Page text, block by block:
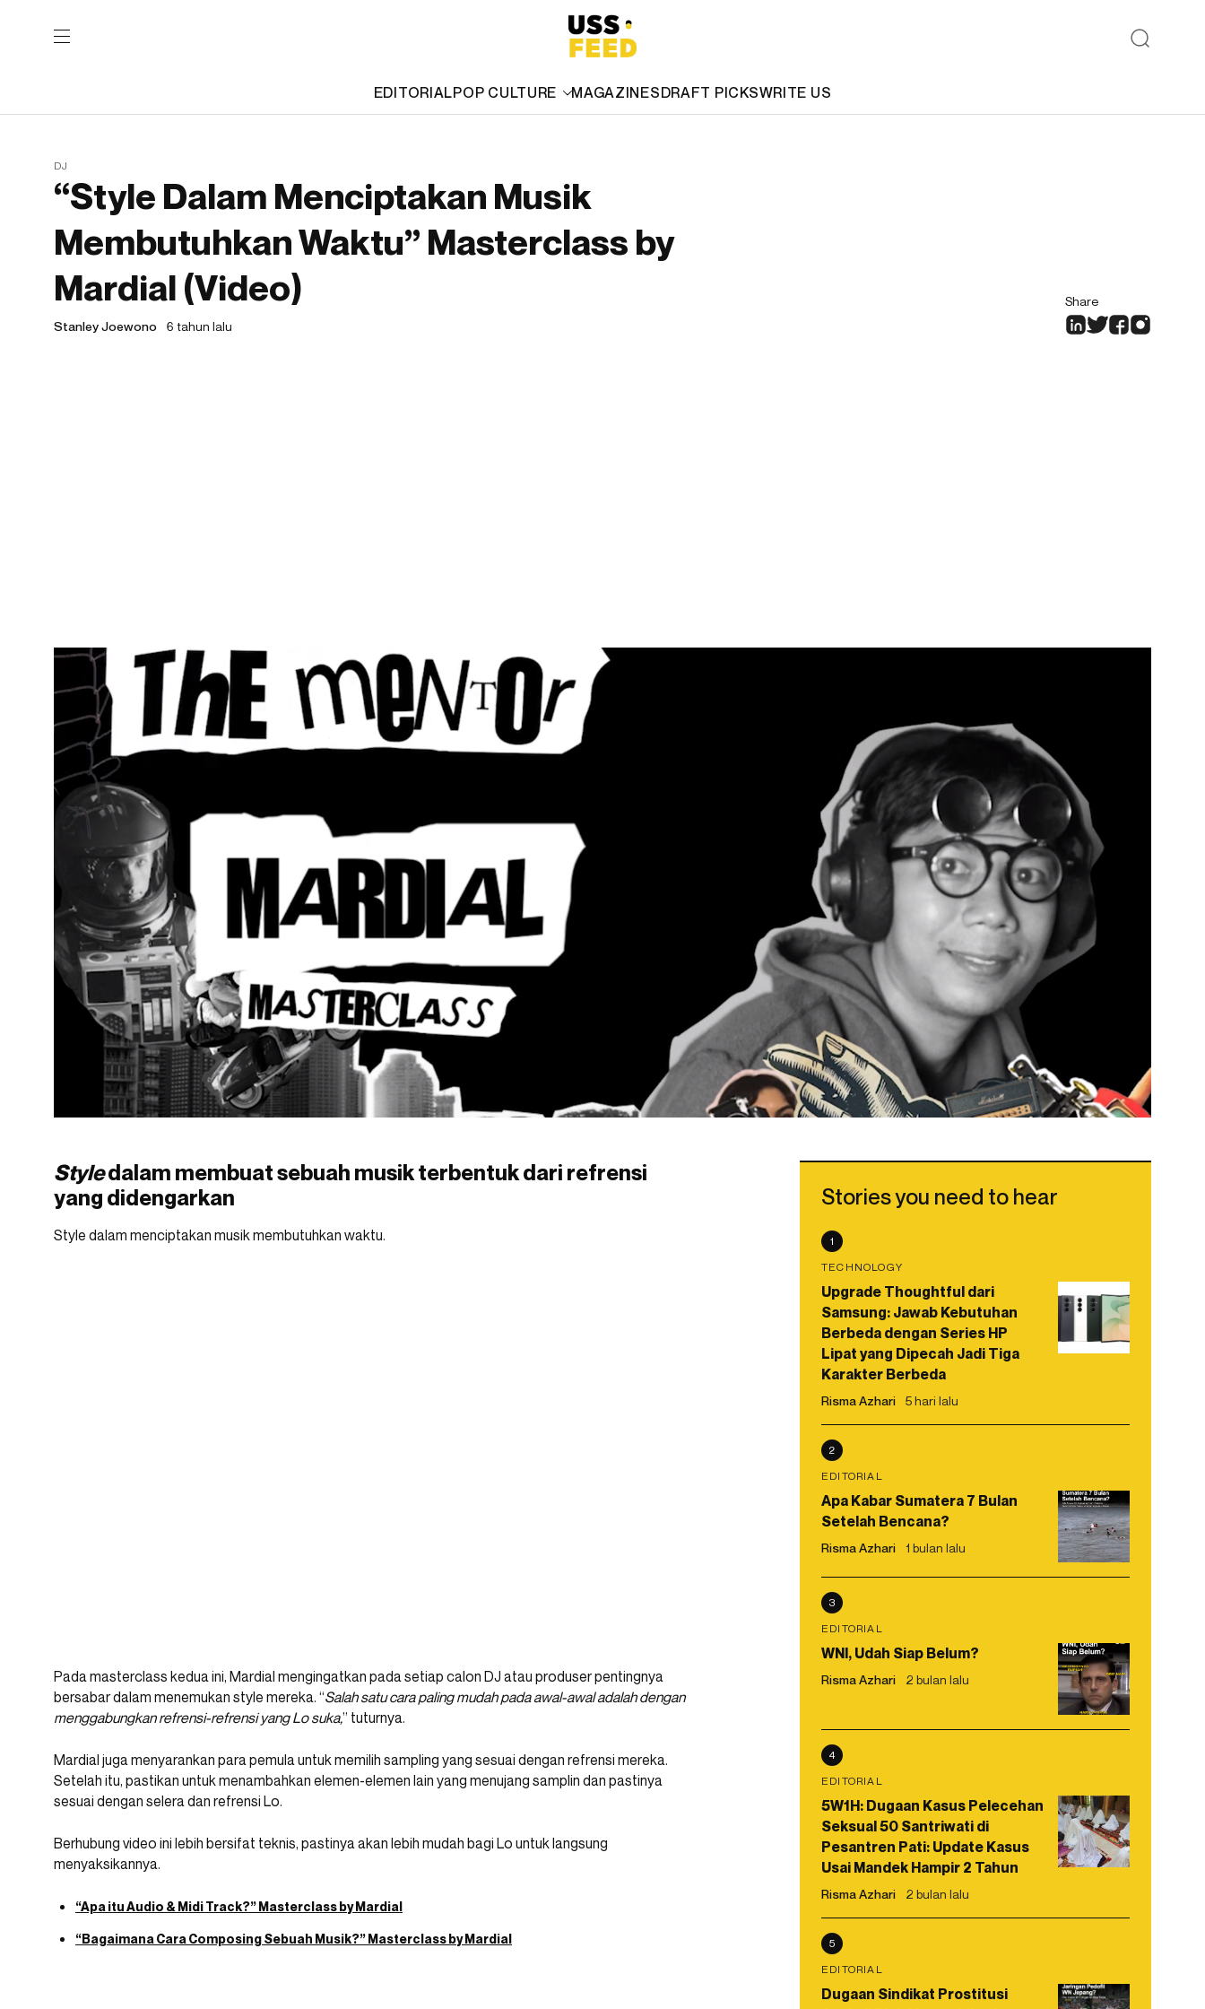
EDITORIALPOP CULTURE MAGAZINESDRAFT PICKSWRITE US
DJ
“Style Dalam Menciptakan Musik
Membutuhkan Waktu” Masterclass by
Mardial (Video)
Stanley Joewono 6 tahun lalu
Share
Styledalam membuat sebuah musik terbentuk dari refrensi
yang didengarkan
Style dalam menciptakan musik membutuhkan waktu.
Pada masterclass kedua ini, Mardial mengingatkan pada setiap calon DJ atau produser pentingnya
bersabar dalam menemukan style mereka. “Salah satu cara paling mudah pada awal-awal adalah dengan
menggabungkan refrensi-refrensi yang Lo suka,” tuturnya.
Mardial juga menyarankan para pemula untuk memilih sampling yang sesuai dengan refrensi mereka.
Setelah itu, pastikan untuk menambahkan elemen-elemen lain yang menujang samplin dan pastinya
sesuai dengan selera dan refrensi Lo.
Berhubung video ini lebih bersifat teknis, pastinya akan lebih mudah bagi Lo untuk langsung
menyaksikannya.
“Apa itu Audio & Midi Track?” Masterclass by Mardial
“Bagaimana Cara Composing Sebuah Musik?” Masterclass by Mardial
Stories you need to hear
1
TECHNOLOGY
Upgrade Thoughtful dari
Samsung: Jawab Kebutuhan
Berbeda dengan Series HP
Lipat yang Dipecah Jadi Tiga
Karakter Berbeda
Risma Azhari 5 hari lalu
2
EDITORIAL
Apa Kabar Sumatera 7 Bulan
Setelah Bencana?
Risma Azhari 1 bulan lalu
3
EDITORIAL
WNI, Udah Siap Belum?
Risma Azhari 2 bulan lalu
4
EDITORIAL
5W1H: Dugaan Kasus Pelecehan
Seksual 50 Santriwati di
Pesantren Pati: Update Kasus
Usai Mandek Hampir 2 Tahun
Risma Azhari 2 bulan lalu
5
EDITORIAL
Dugaan Sindikat Prostitusi